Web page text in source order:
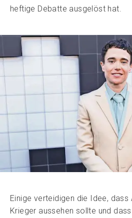
heftige Debatte ausgelöst hat.
Einige verteidigen die Idee, dass
Krieger aussehen sollte und